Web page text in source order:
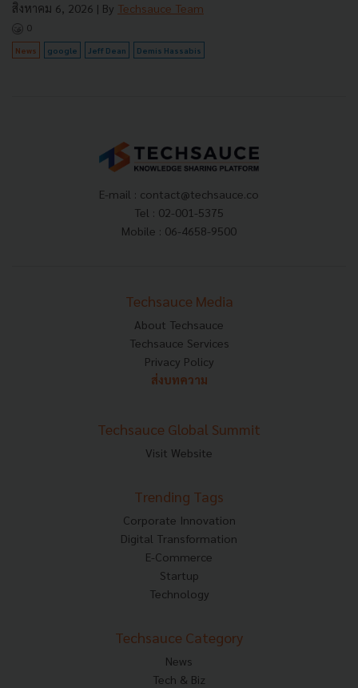
สิงหาคม 6, 2026 | By Techsauce Team
0
News google Jeff Dean Demis Hassabis
E-mail : contact@techsauce.co
Tel : 02-001-5375
Mobile : 06-4658-9500
Techsauce Media
About Techsauce
Techsauce Services
Privacy Policy
ส่งบทความ
Techsauce Global Summit
Visit Website
Trending Tags
Corporate Innovation
Digital Transformation
E-Commerce
Startup
Technology
Techsauce Category
News
Tech & Biz